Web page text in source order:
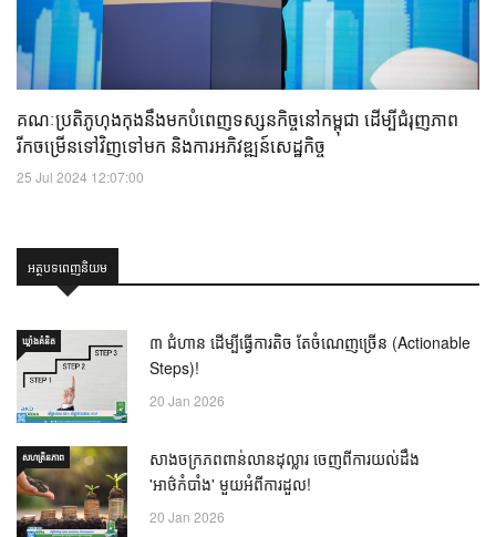
គណៈប្រតិភូហុងកុងនឹងមកបំពេញទស្សនកិច្ចនៅកម្ពុជា ដើម្បីជំរុញភាព
រីកចម្រើនទៅវិញទៅមក និងការអភិវឌ្ឍន៍សេដ្ឋកិច្ច
25 Jul 2024 12:07:00
អត្ថបទពេញនិយម
ឃ្លាំង​គំនិត
៣ ជំហាន ដើម្បីធ្វើការតិច តែចំណេញច្រើន (Actionable
Steps)!
20 Jan 2026
សហគ្រិនភាព
សាងចក្រភពពាន់លានដុល្លារ ចេញពីការយល់ដឹង
'អាថ៌កំបាំង' មួយអំពីការដួល!
20 Jan 2026